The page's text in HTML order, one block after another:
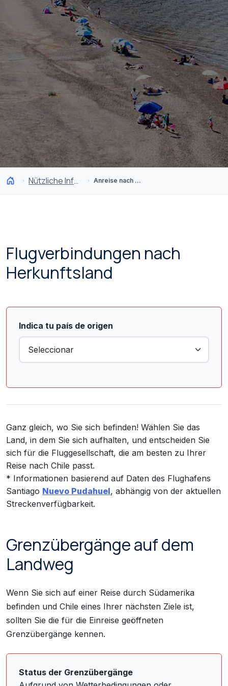
Nützliche Infos Anreise nach Chile
Flugverbindungen nach
Herkunftsland
Indica tu país de origen
Ganz gleich, wo Sie sich befinden! Wählen Sie das
Land, in dem Sie sich aufhalten, und entscheiden Sie
sich für die Fluggesellschaft, die am besten zu Ihrer
Reise nach Chile passt.
* Informationen basierend auf Daten des Flughafens
Santiago Nuevo Pudahuel, abhängig von der aktuellen
Streckenverfügbarkeit.
Grenzübergänge auf dem
Landweg
Wenn Sie sich auf einer Reise durch Südamerika
befinden und Chile eines Ihrer nächsten Ziele ist,
sollten Sie die für die Einreise geöffneten
Grenzübergänge kennen.
Status der Grenzübergänge